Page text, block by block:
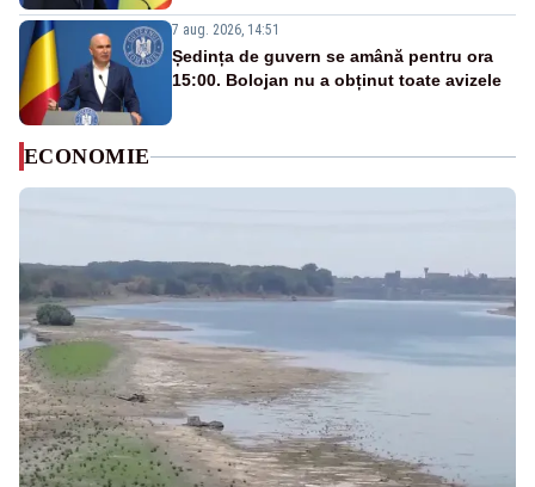
7 aug. 2026, 14:51
Ședința de guvern se amână pentru ora
15:00. Bolojan nu a obținut toate avizele
ECONOMIE